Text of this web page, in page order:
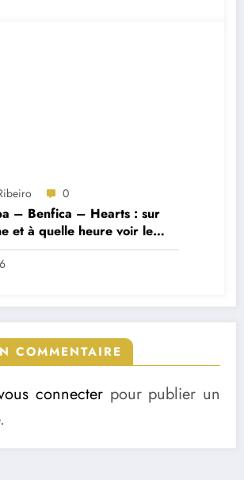
0
– Benfica – Hearts : sur
et à quelle heure voir le
COMMENTAIRE
connecter pour publier un